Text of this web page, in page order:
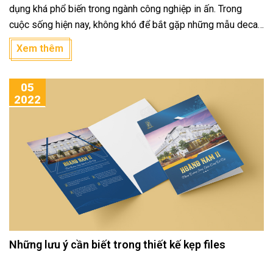
dụng khá phổ biến trong ngành công nghiệp in ấn. Trong
cuộc sống hiện nay, không khó để bắt gặp những mẫu decal
đa dạng, nhiều kiểu dáng, chất liệu, ứng dụng phổ biến trong
ngành hàng tiêu dùng nhanh, thực phẩm đóng hộp, thực
decal và những ứng dụng của decal trong cuộc sống.
Xem thêm
Những lưu ý cần biết trong thiết kế kẹp files
05
2022